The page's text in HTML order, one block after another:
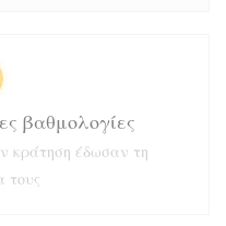
βαθμολογίες
κράτηση έδωσαν τη
τους